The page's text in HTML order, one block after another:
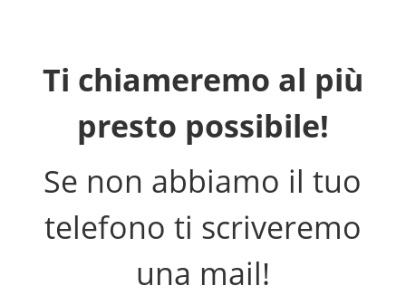
Ti chiameremo al più
presto possibile!
Se non abbiamo il tuo
telefono ti scriveremo
una mail!